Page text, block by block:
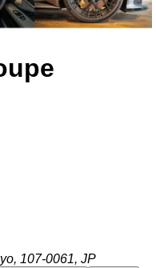
107-0061, JP